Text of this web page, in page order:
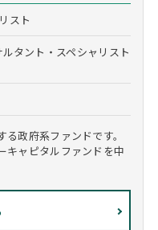
スト
タント・スペシャリスト
政府系ファンドです。
キャピタルファンドを中